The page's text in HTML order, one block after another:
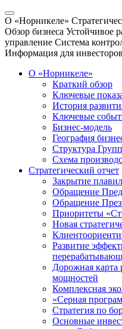
О «Норникеле»
Обзор бизнеса Устойчивое
управление Система
Информация для инвесторов
О «Норникеле»
Краткий обзор
Ключевые
История
Ключевые
Бизнес-модель
География
Структура
Схема
Стратегический отчет
Закрытие
Обращение
Обращение
Приоритеты
Новая
Развитие
Дорожная карта
мощностей
Комплексная
«Серная
Стратегия по
Основные